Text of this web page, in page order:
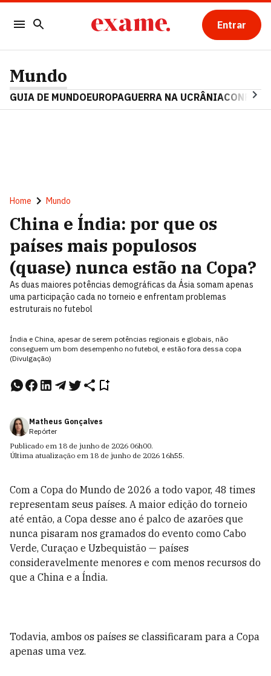
Entrar
Mundo
GUIA DE MUNDOEUROPAGUERRA NA UCRÂNIA
Home Mundo
China e Índia: por que os
países mais populosos
(quase) nunca estão na Copa?
As duas maiores potências demográficas da Ásia somam apenas
uma participação cada no torneio e enfrentam problemas
estruturais no futebol
Índia e China, apesar de serem potências regionais e globais, não
conseguem um bom desempenho no futebol, e estão fora dessa copa
(Divulgação)
Matheus Gonçalves
Repórter
Publicado em 18 de junho de 2026 06h00.
Última atualização em 18 de junho de 2026 16h55.
Com a Copa do Mundo de 2026 a todo vapor, 48 times
representam seus países. A maior edição do torneio
até então, a Copa desse ano é palco de azarões que
nunca pisaram nos gramados do evento como Cabo
Verde, Curaçao e Uzbequistão — países
consideravelmente menores e com menos recursos do
que a China e a Índia.
Todavia, ambos os países se classificaram para a Copa
apenas uma vez.